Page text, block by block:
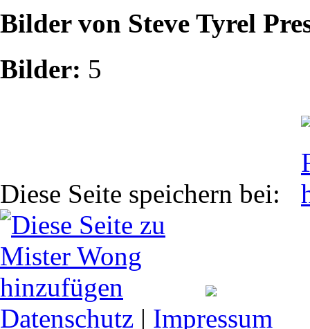
Bilder von Steve Tyrel
Bilder: 5
Diese Seite speichern bei:
Datenschutz | Impressum